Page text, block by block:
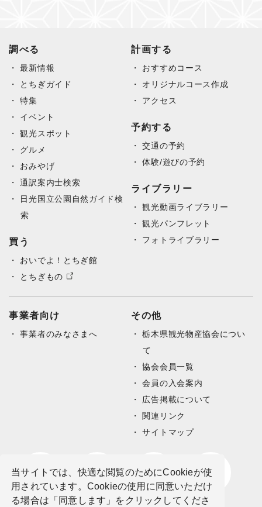
当サイトでは、快適な閲覧のためにCookieが使
用されています。Cookieの使用に同意いただけ
る場合は「同意します」をクリックしてくださ
調べる
最新情報
とちぎガイド
特集
イベント
観光スポット
グルメ
おみやげ
通訳案内士検索
日光国立公園自然ガイド検
索
買う
おいでよ！とちぎ館
とちぎもの
計画する
おすすめコース
オリジナルコース作成
アクセス
予約する
交通の予約
体験/遊びの予約
ライブラリー
観光動画ライブラリー
観光パンフレット
フォトライブラリー
事業者向け
事業者のみなさまへ
その他
栃木県観光物産協会につい
て
協会会員一覧
会員の入会案内
広告掲載について
関連リンク
サイトマップ